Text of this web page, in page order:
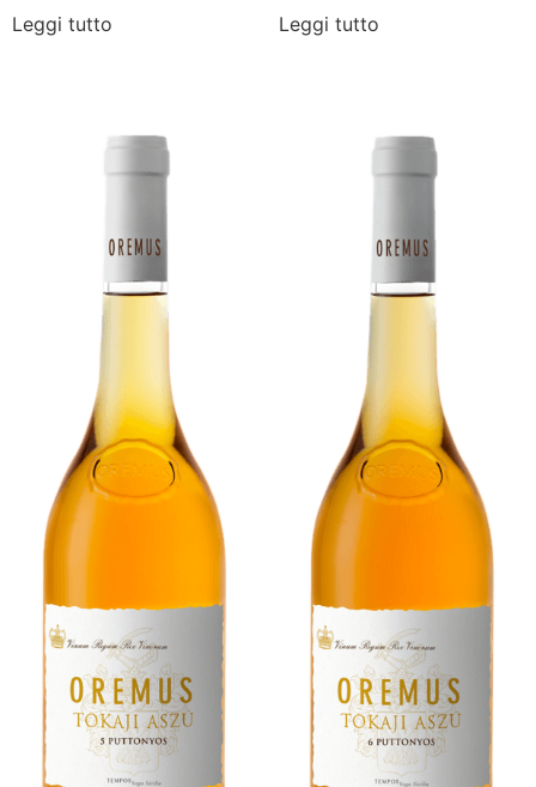
Leggi tutto Leggi tutto